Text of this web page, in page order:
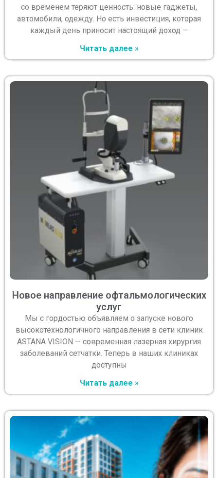
со временем теряют ценность: новые гаджеты,
автомобили, одежду. Но есть инвестиция, которая
каждый день приносит настоящий доход —
Читать далее »
Новое направление офтальмологических
услуг
Мы с гордостью объявляем о запуске нового
высокотехнологичного направления в сети клиник
ASTANA VISION — современная лазерная хирургия
заболеваний сетчатки. Теперь в наших клиниках
доступны
Читать далее »